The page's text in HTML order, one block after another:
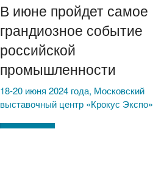
В июне пройдет самое
грандиозное событие
российской
промышленности
18-20 июня 2024 года, Московский
выставочный центр «Крокус Экспо»